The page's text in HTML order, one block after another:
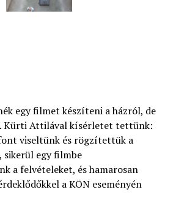
egy filmet készíteni a házról, de
Kürti Attilával kísérletet tettünk:
viseltünk és rögzítettük a
sikerül egy filmbe
a felvételeket, és hamarosan
a KÖN eseményén